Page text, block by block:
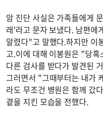
암 진단 사실은 가족들에게
래'라고 문자 보냈다. 남편에
알렸다"고 말했다.하지만 이
고.이에 대해 이봉원은 "당
다른 검사를 받다가 발견된
그러면서 "그때부터는 내가
라도 무조건 병원은 함께 갔
곁을 지킨 모습을 전했다.